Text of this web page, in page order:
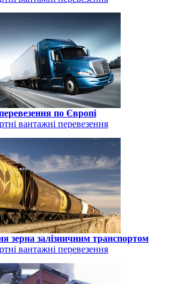
по Європі
вантажні перевезення
зерна залізничним транспортом
вантажні перевезення